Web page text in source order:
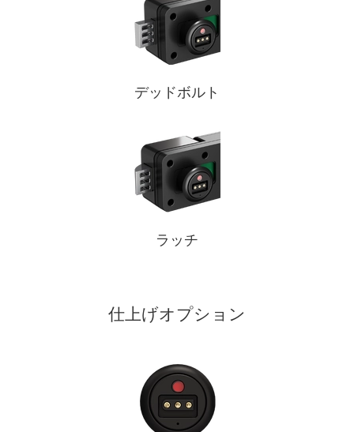
デッドボルト
ラッチ
仕上げオプション